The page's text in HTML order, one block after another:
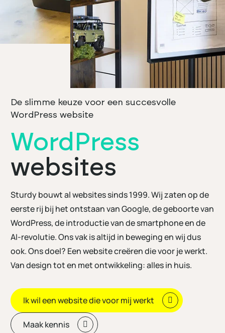
De slimme keuze voor een succesvolle
WordPress website
WordPress
websites
Sturdy bouwt al websites sinds 1999. Wij zaten op de
eerste rij bij het ontstaan van Google, de geboorte van
WordPress, de introductie van de smartphone en de
AI-revolutie. Ons vak is altijd in beweging en wij dus
ook. Ons doel? Een website creëren die voor je werkt.
Van design tot en met ontwikkeling: alles in huis.
Ik wil een website die voor mij werkt
Maak kennis